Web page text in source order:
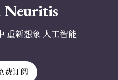
Neuritis
重新想象 人工智能
费订阅